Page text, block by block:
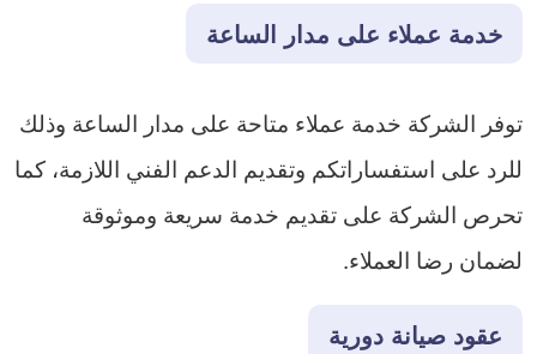
خدمة عملاء على مدار الساعة
توفر الشركة خدمة عملاء متاحة على مدار الساعة وذلك
للرد على استفساراتكم وتقديم الدعم الفني اللازمة، كما
تحرص الشركة على تقديم خدمة سريعة وموثوقة
لضمان رضا العملاء.
عقود صيانة دورية